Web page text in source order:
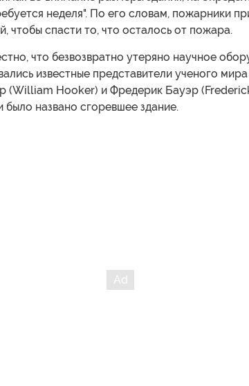
неделя". По его словам, пожарники
чтобы спасти то, что осталось от пожара.
что безвозвратно утеряно научное
известные представители ученого
(William Hooker) и Фредерик Бауэр
было названо сгоревшее здание.